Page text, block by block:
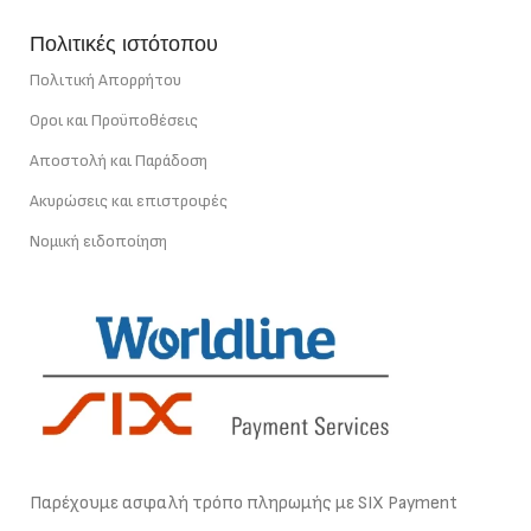
Πολιτικές ιστότοπου
Πολιτική Απορρήτου
Οροι και Προϋποθέσεις
Αποστολή και Παράδοση
Ακυρώσεις και επιστροφές
Νομική ειδοποίηση
Παρέχουμε ασφαλή τρόπο πληρωμής με SIX Payment